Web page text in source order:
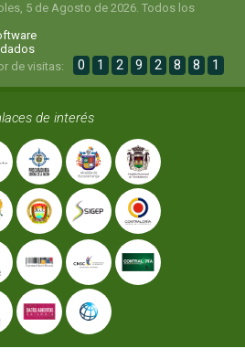
5 de Agosto de 2026. Todos los
de visitas:
0 1 2 9 2 8 8 1
de interés